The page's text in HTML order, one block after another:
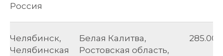
Россия
Челябинск,
Челябинская
Белая Калитва,
Ростовская область,
285.00